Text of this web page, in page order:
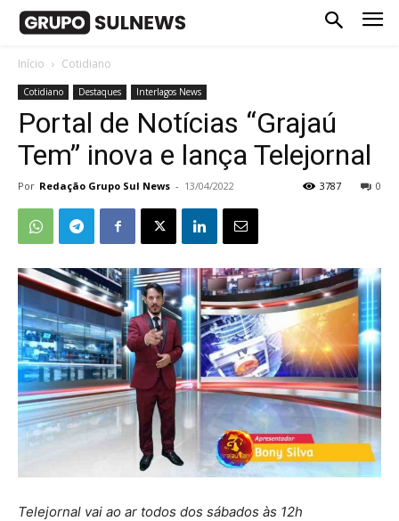
Início Cotidiano
Cotidiano Destaques Interlagos News
Portal de Notícias “Grajaú
Tem” inova e lança Telejornal
Por Redação Grupo Sul News - 13/04/2022 0
3787
Telejornal vai ao ar todos dos sábados às 12h